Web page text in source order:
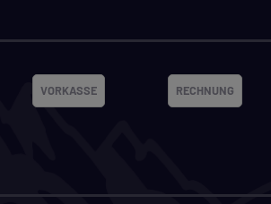
VORKASSE RECHNUNG